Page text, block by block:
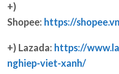
+)
Shopee: https://
+) Lazada: https://
nghiep-viet-xanh/